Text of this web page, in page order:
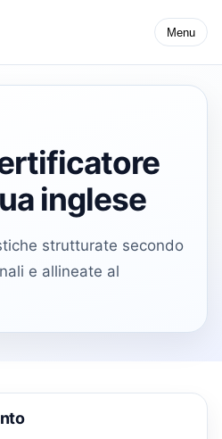
Menu
inglese
strutturate secondo
e allineate al